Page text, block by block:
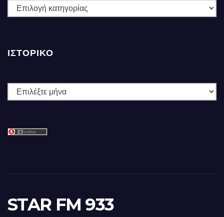
ΚΑΤΗΓΟΡΙΕΣ
ΙΣΤΟΡΙΚΌ
Ιστορικό
STAR FM 933